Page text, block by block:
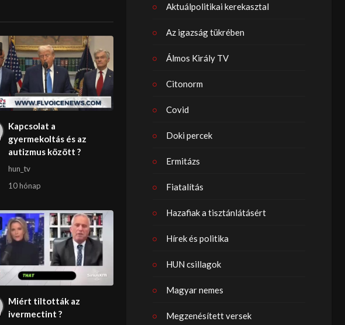
Kapcsolat a
gyermekoltás és az
autizmus között ?
hun_tv
10 hónap
Miért tiltották az
ivermectint ?
Aktuálpolitikai kerekasztal
Az igazság tükrében
Álmos Király TV
Citonorm
Covid
Doki percek
Ermitázs
Fiatalítás
Hazafiak a tisztánlátásért
Hírek és politika
HUN csillagok
Magyar nemes
Megzenésített versek